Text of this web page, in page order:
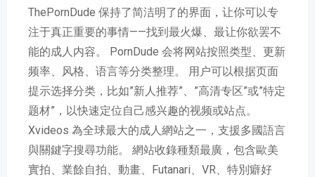
ThePornDude 保持了简洁明了的界面，让你可以专
注于真正重要的事情——找到最火爆、最让你欲罢不
能的成人内容。 PornDude 会将网站按照类型、更新
频率、风格、语言等分类整理。 用户可以根据页面
提示选择分类，比如”新人推荐”、”高清专区”或”特定
题材”，以快速定位自己感兴趣的视频或站点。
Xvideos 為全球最大的成人網站之一，支援多國語言
與關鍵字搜尋功能。 網站收錄種類最廣，包含歐美
實拍、業餘自拍、動畫、Futanari、VR、特別癖好